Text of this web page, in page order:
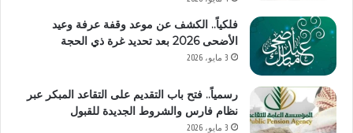
فلكياً.. الكشف عن موعد وقفة عرفة وعيد
الأضحى 2026 بعد تحديد غرة ذي الحجة
3 مايو، 2026
رسمياً.. فتح باب التقديم على التقاعد المبكر عبر
نظام فارس والشروط الجديدة للقبول
3 مايو، 2026